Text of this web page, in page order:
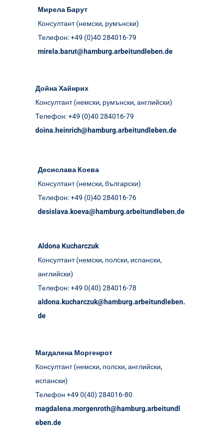
Мирела Барут
Консултант (немски, румънски)
Телефон: +49 (0)40 284016-79
mirela.barut@hamburg.arbeitundleben.de
Дойна Хайнрих
Консултант (немски, румънски, английски)
Телефон: +49 (0)40 284016-79
doina.heinrich@hamburg.arbeitundleben.de
Десислава Коева
Консултант (немски, български)
Телефон: +49 (0)40 284016-76
desislava.koeva@hamburg.arbeitundleben.de
Aldona Kucharczuk
Консултант (немски, полски, испански,
английски)
Телефон: +49 0(40) 284016-78
aldona.kucharczuk@hamburg.arbeitundleben.
de
Магдалена Моргенрот
Консултант (немски, полски, английски,
испански)
Телефон +49 0(40) 284016-80
magdalena.morgenroth@hamburg.arbeitundl
eben.de